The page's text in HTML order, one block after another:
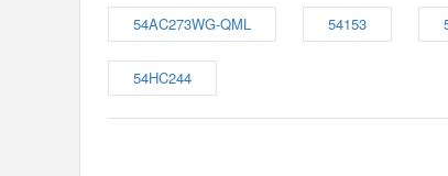
54AC273WG-QML 54153
54HC244